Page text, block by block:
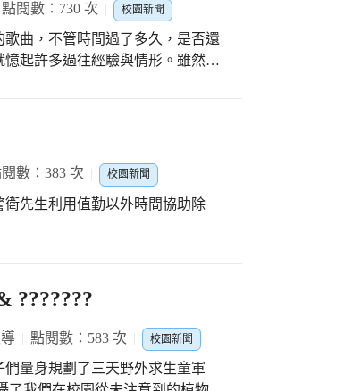
點閱數：730 次 校園新聞
曲，不管時間過了多久，是否還
起許多過往經驗與情形。雖然隨
重心的第二個家。因此為結合這
兒園的園歌，讓每個孩子都能夠
足歲的孩子都有辦法也喜歡，也設
之後，當然還需要有辦法把這些
，幼兒園邀請到音樂界的名作曲
的頭銜，但仍親切親自到園與全
思廣益，把對幼兒園的印象轉化
作與發想。就這樣園歌創生有了
感受，豐富裡頭的內容，讓園歌
數：383 次 校園新聞
先生利用值勤以外時間協助除
???????
點閱數：583 次 校園新聞
量身規劃了三天野外求生童軍